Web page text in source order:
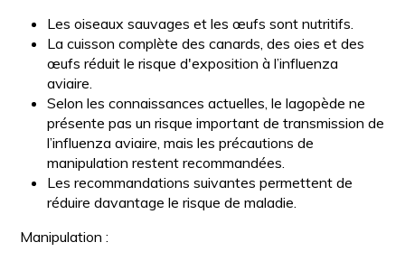
Les oiseaux sauvages et les œufs sont nutritifs.
La cuisson complète des canards, des oies et des
œufs réduit le risque d'exposition à l’influenza
aviaire.
Selon les connaissances actuelles, le lagopède ne
présente pas un risque important de transmission de
l’influenza aviaire, mais les précautions de
manipulation restent recommandées.
Les recommandations suivantes permettent de
réduire davantage le risque de maladie.
Manipulation :